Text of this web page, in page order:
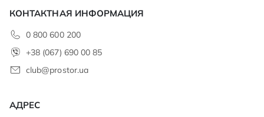
КОНТАКТНАЯ ИНФОРМАЦИЯ
0 800 600 200
+38 (067) 690 00 85
club@prostor.ua
АДРЕС